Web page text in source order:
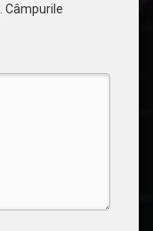
Câmpurile